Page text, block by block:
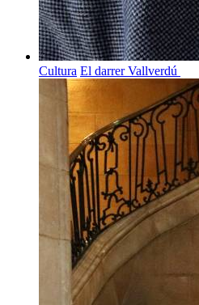
Cultura El darrer Vallverdú